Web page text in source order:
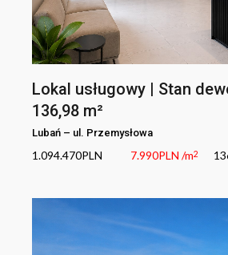
Lokal usługowy | Stan
136,98 m²
Lubań – ul. Przemysłowa
1.094.470PLN 7.990PLN /m2